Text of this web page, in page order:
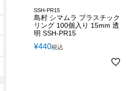
SSH-PR15
島村 シマムラ プラスチック
リング 100個入り 15mm 透
明 SSH-PR15
¥440税込